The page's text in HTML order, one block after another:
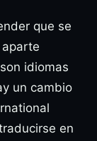
que se
idiomas
un cambio
en